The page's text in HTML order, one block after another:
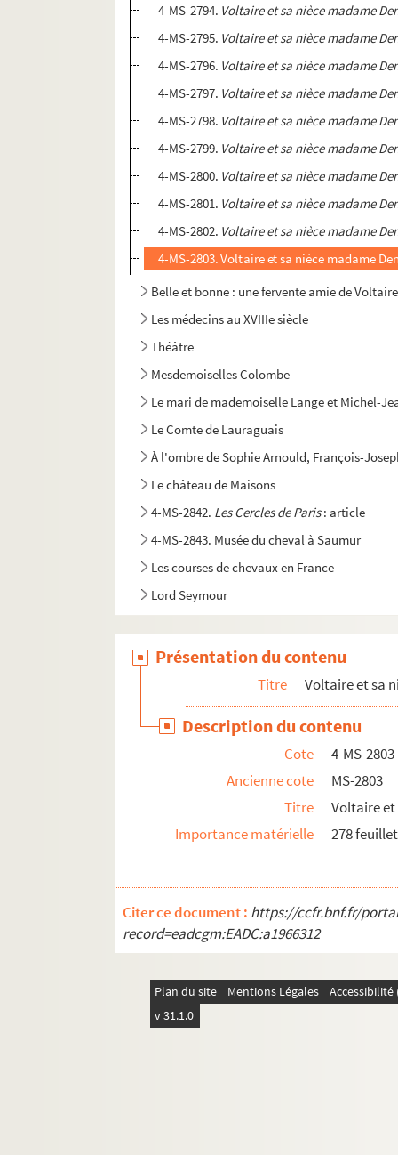
4-MS-2794. Voltaire et sa nièce madame
4-MS-2795. Voltaire et sa nièce madame
4-MS-2796. Voltaire et sa nièce madame
4-MS-2797. Voltaire et sa nièce madame
4-MS-2798. Voltaire et sa nièce madame
4-MS-2799. Voltaire et sa nièce madame
4-MS-2800. Voltaire et sa nièce madame
4-MS-2801. Voltaire et sa nièce madame
4-MS-2802. Voltaire et sa nièce madame
4-MS-2803. Voltaire et sa nièce madame
Belle et bonne : une fervente amie de Voltaire
Les médecins au XVIIIe siècle
Théâtre
Mesdemoiselles Colombe
Le mari de mademoiselle Lange et Michel-
Le Comte de Lauraguais
À l'ombre de Sophie Arnould, François-
Le château de Maisons
4-MS-2842. Les Cercles de Paris: article
4-MS-2843. Musée du cheval à Saumur
Les courses de chevaux en France
Lord Seymour
Présentation du contenu
Titre Voltaire et sa
Description du contenu
Cote
4-MS-2803
Ancienne cote
MS-2803
Titre
Voltaire
Importance matérielle
278
Citer ce document : https://ccfr.bnf.fr/
record=eadcgm:EADC:a1966312
Plan du site Mentions Légales
v 31.1.0